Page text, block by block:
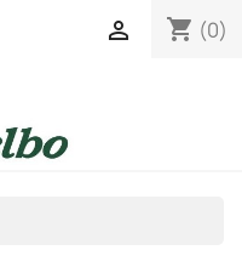
shopping_cart (0)
